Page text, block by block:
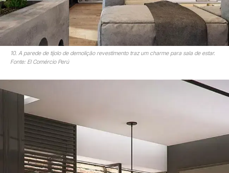
10. A parede de tijolo de demolição revestimento traz um charme para sala de estar.
Fonte: El Comércio Perú